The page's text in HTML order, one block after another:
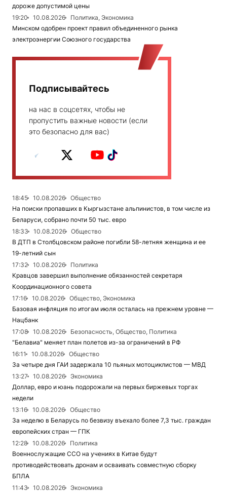
дороже допустимой цены
19:20
10.08.2026
Политика, Экономика
Минском одобрен проект правил объединенного рынка
электроэнергии Союзного государства
Подписывайтесь
на нас в соцсетях, чтобы не
пропустить важные новости (если
это безопасно для вас)
18:45 10.08.2026
Общество
На поиски пропавших в Кыргызстане альпинистов, в том числе из
Беларуси, собрано почти 50 тыс. евро
18:33
10.08.2026
Общество
В ДТП в Столбцовском районе погибли 58-летняя женщина и ее
19-летний сын
17:32
10.08.2026
Политика
Кравцов завершил выполнение обязанностей секретаря
Координационного совета
17:16
10.08.2026
Общество, Экономика
Базовая инфляция по итогам июля осталась на прежнем уровне —
Нацбанк
17:08
10.08.2026
Безопасность, Общество, Политика
"Белавиа" меняет план полетов из-за ограничений в РФ
16:11
10.08.2026
Общество
За четыре дня ГАИ задержала 10 пьяных мотоциклистов — МВД
13:27
10.08.2026
Экономика
Доллар, евро и юань подорожали на первых биржевых торгах
недели
13:16
10.08.2026
Общество
За неделю в Беларусь по безвизу въехало более 7,3 тыс. граждан
европейских стран — ГПК
12:28
10.08.2026
Политика
Военнослужащие ССО на учениях в Китае будут
противодействовать дронам и осваивать совместную сборку
БПЛА
11:43
10.08.2026
Экономика